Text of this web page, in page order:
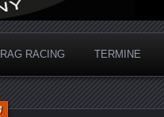
RACING TERMINE